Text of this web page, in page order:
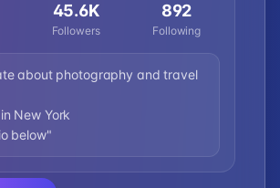
45.6K
Followers
892
Following
about photography and travel
New York
below"